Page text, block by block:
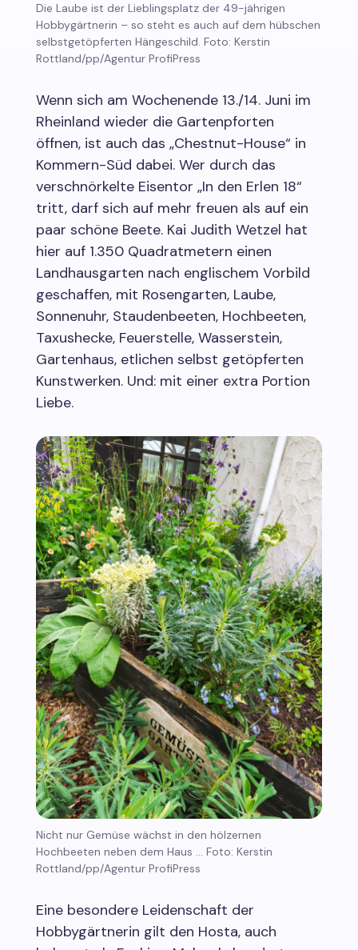
Die Laube ist der Lieblingsplatz der 49-jährigen
Hobbygärtnerin – so steht es auch auf dem hübschen
selbstgetöpferten Hängeschild. Foto: Kerstin
Rottland/pp/Agentur ProfiPress
Wenn sich am Wochenende 13./14. Juni im
Rheinland wieder die Gartenpforten
öffnen, ist auch das „Chestnut-House“ in
Kommern-Süd dabei. Wer durch das
verschnörkelte Eisentor „In den Erlen 18“
tritt, darf sich auf mehr freuen als auf ein
paar schöne Beete. Kai Judith Wetzel hat
hier auf 1.350 Quadratmetern einen
Landhausgarten nach englischem Vorbild
geschaffen, mit Rosengarten, Laube,
Sonnenuhr, Staudenbeeten, Hochbeeten,
Taxushecke, Feuerstelle, Wasserstein,
Gartenhaus, etlichen selbst getöpferten
Kunstwerken. Und: mit einer extra Portion
Liebe.
Nicht nur Gemüse wächst in den hölzernen
Hochbeeten neben dem Haus ... Foto: Kerstin
Rottland/pp/Agentur ProfiPress
Eine besondere Leidenschaft der
Hobbygärtnerin gilt den Hosta, auch